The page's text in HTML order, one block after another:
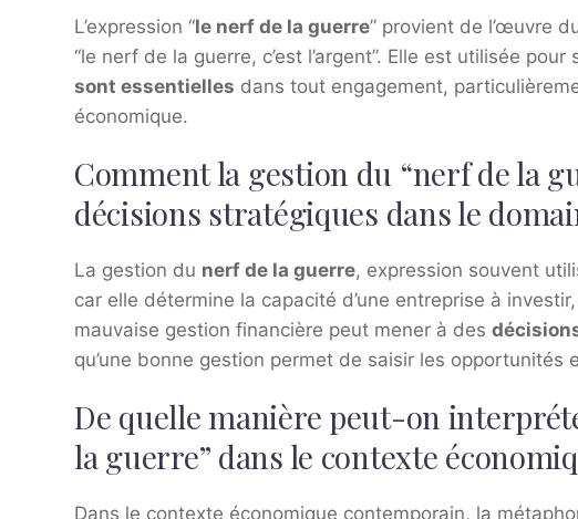
L’expression “le nerf de la guerre” provient de l’œuvre
“le nerf de la guerre, c’est l’argent”. Elle est utilisée pour
sont essentielles dans tout engagement,
économique.
Comment la gestion du “nerf de la
décisions stratégiques dans le
La gestion du nerf de la guerre, expression souvent
car elle détermine la capacité d’une entreprise à
mauvaise gestion financière peut mener à des
qu’une bonne gestion permet de saisir les opportunités
De quelle manière peut-on
la guerre” dans le contexte
Dans le contexte économique contemporain, la